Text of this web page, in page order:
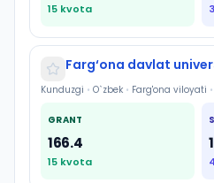
15 kvota
Farg‘ona davlat
Kunduzgi • O`zbek • Farg'ona viloyati •
GRANT
166.4
15 kvota